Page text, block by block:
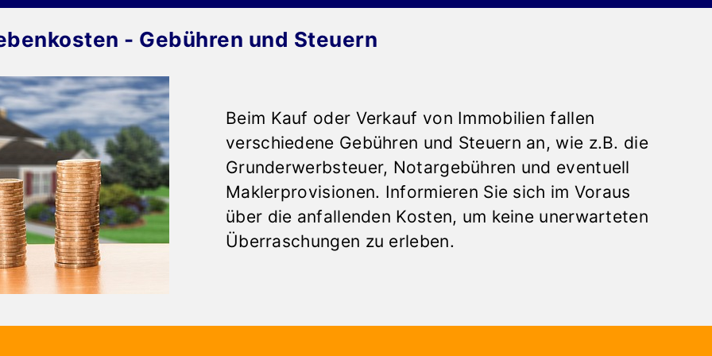
- Gebühren und Steuern
Beim Kauf oder Verkauf von Immobilien fallen
verschiedene Gebühren und Steuern an, wie z.B. die
Grunderwerbsteuer, Notargebühren und eventuell
Maklerprovisionen. Informieren Sie sich im Voraus
über die anfallenden Kosten, um keine unerwarteten
Überraschungen zu erleben.